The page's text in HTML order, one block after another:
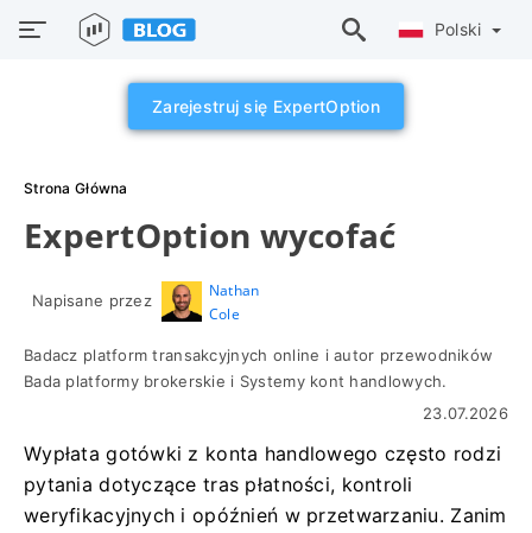
Polski
Zarejestruj się ExpertOption
Strona Główna
ExpertOption wycofać
Napisane przez
Nathan
Cole
Badacz platform transakcyjnych online i autor przewodników
Bada platformy brokerskie i Systemy kont handlowych.
23.07.2026
Wypłata gotówki z konta handlowego często rodzi
pytania dotyczące tras płatności, kontroli
weryfikacyjnych i opóźnień w przetwarzaniu. Zanim